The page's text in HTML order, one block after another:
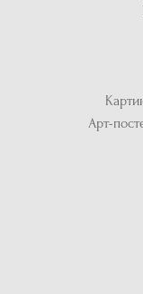
Арт-